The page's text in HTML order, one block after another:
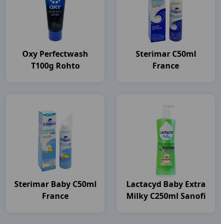
Oxy Perfectwash
T100g Rohto
Sterimar C50ml
France
Sterimar Baby C50ml
France
Lactacyd Baby Extra
Milky C250ml Sanofi